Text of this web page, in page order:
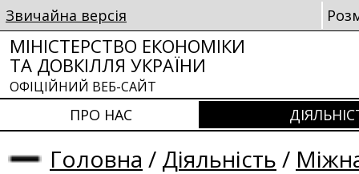
Звичайна версія
МІНІСТЕРСТВО ЕКОНОМІКИ
ТА ДОВКІЛЛЯ УКРАЇНИ
ОФІЦІЙНИЙ ВЕБ-САЙТ
ПРО НАС
Головна / Діяльність /